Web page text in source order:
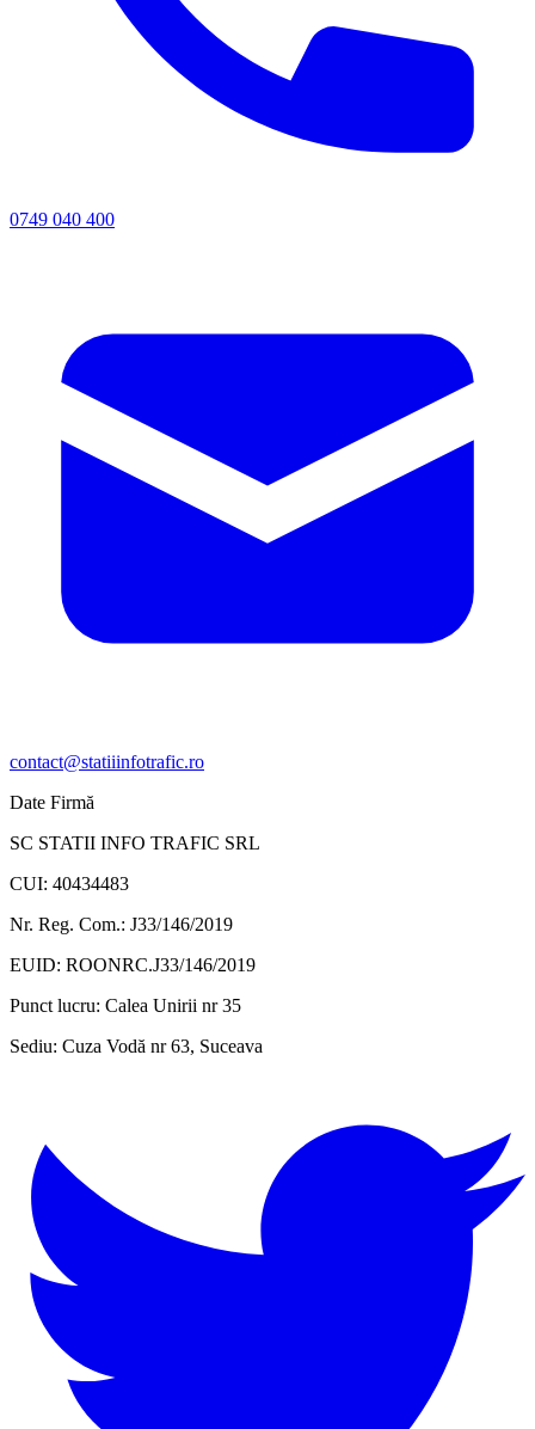
0749 040 400
contact@statiiinfotrafic.ro
Date Firmă
SC STATII INFO TRAFIC SRL
CUI: 40434483
Nr. Reg. Com.: J33/146/2019
EUID: ROONRC.J33/146/2019
Punct lucru: Calea Unirii nr 35
Sediu: Cuza Vodă nr 63, Suceava